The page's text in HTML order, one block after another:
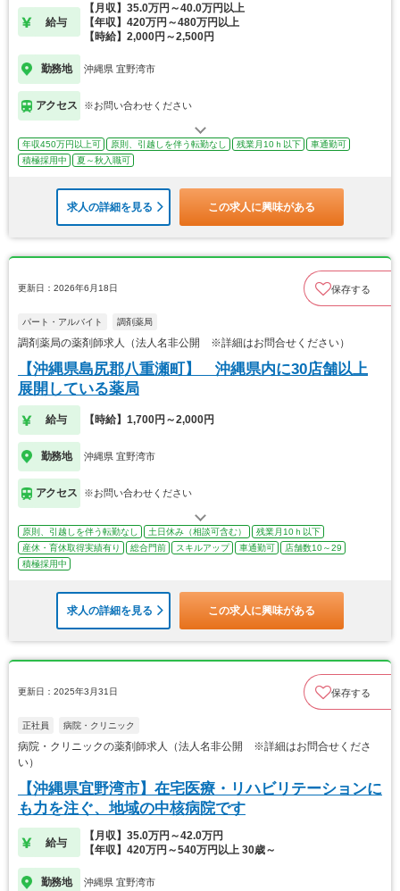
給与
【月収】35.0万円～40.0万円以上
【年収】420万円～480万円以上
【時給】2,000円～2,500円
勤務地 沖縄県 宜野湾市
アクセス ※お問い合わせください
年収450万円以上可 原則、引越しを伴う転勤なし 残業月10ｈ以下
車通勤可
積極採用中
夏～秋入職可
求人の詳細を見る この求人に興味がある
更新日：2026年6月18日 保存する
パート・アルバイト 調剤薬局
調剤薬局の薬剤師求人（法人名非公開 ※詳細はお問合せください）
【沖縄県島尻郡八重瀬町】 沖縄県内に30店舗以上
展開している薬局
給与 【時給】1,700円～2,000円
勤務地 沖縄県 宜野湾市
アクセス ※お問い合わせください
原則、引越しを伴う転勤なし 土日休み（相談可含む）
残業月10ｈ以下
産休・育休取得実績有り
総合門前 スキルアップ 車通勤可
店舗数10～29
積極採用中
求人の詳細を見る この求人に興味がある
更新日：2025年3月31日 保存する
正社員 病院・クリニック
病院・クリニックの薬剤師求人（法人名非公開 ※詳細はお問合せくださ
い）
【沖縄県宜野湾市】在宅医療・リハビリテーションに
も力を注ぐ、地域の中核病院です
給与
【月収】35.0万円～42.0万円
【年収】420万円～540万円以上 30歳～
勤務地 沖縄県 宜野湾市